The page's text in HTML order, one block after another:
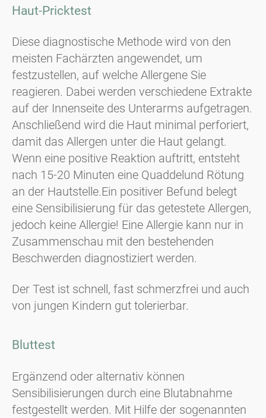
Haut-Pricktest
Diese diagnostische Methode wird von den
meisten Fachärzten angewendet, um
festzustellen, auf welche Allergene Sie
reagieren. Dabei werden verschiedene Extrakte
auf der Innenseite des Unterarms aufgetragen.
Anschließend wird die Haut minimal perforiert,
damit das Allergen unter die Haut gelangt.
Wenn eine positive Reaktion auftritt, entsteht
nach 15-20 Minuten eine Quaddelund Rötung
an der Hautstelle.Ein positiver Befund belegt
eine Sensibilisierung für das getestete Allergen,
jedoch keine Allergie! Eine Allergie kann nur in
Zusammenschau mit den bestehenden
Beschwerden diagnostiziert werden.
Der Test ist schnell, fast schmerzfrei und auch
von jungen Kindern gut tolerierbar.
Bluttest
Ergänzend oder alternativ können
Sensibilisierungen durch eine Blutabnahme
festgestellt werden. Mit Hilfe der sogenannten